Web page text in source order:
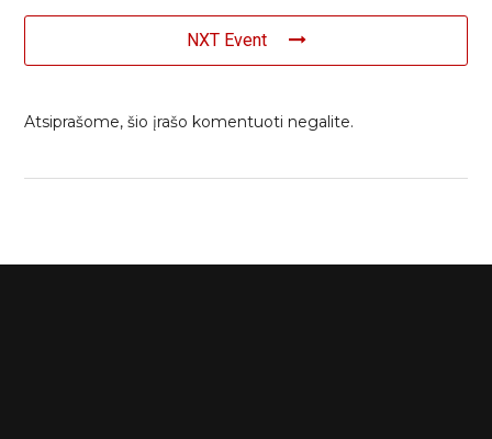
NXT Event
Atsiprašome, šio įrašo komentuoti negalite.